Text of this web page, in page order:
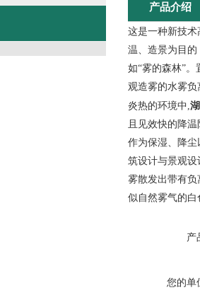
产品介绍
这是一种新技
温、造景为目
如“雾的森林”
观造雾的水雾负
炎热的环境中,
且见效快的降
作为保湿、降
筑设计与景观
雾散发出带有
似自然雾气的白
产
您的单